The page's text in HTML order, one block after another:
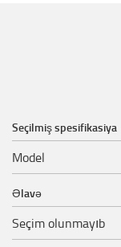
Seçilmiş spesifikasiya
Model
Əlavə
Seçim olunmayıb